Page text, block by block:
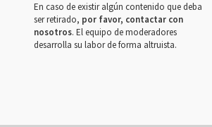
En caso de existir algún contenido que deba
ser retirado, por favor, contactar con
nosotros. El equipo de moderadores
desarrolla su labor de forma altruista.